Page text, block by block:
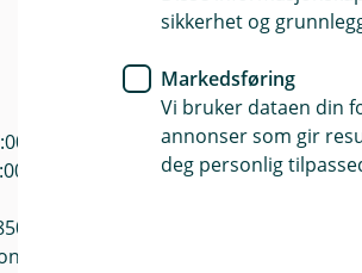
21:00
21:00
mandag til
Mandag -
Søndag:
sikkerhet og
Markedsføring
Vi bruker dataen din
annonser som gir
deg personlig